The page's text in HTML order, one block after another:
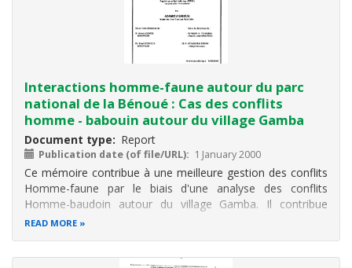
Interactions homme-faune autour du parc
national de la Bénoué : Cas des conflits
homme - babouin autour du village Gamba
Document type Report
Publication date (of file/URL) 1 January 2000
Ce mémoire contribue à une meilleure gestion des conflits
Homme-faune par le biais d'une analyse des conflits
Homme-baudoin autour du village Gamba. Il contribue
aussi à une meilleure implication des populations dans la
READ MORE